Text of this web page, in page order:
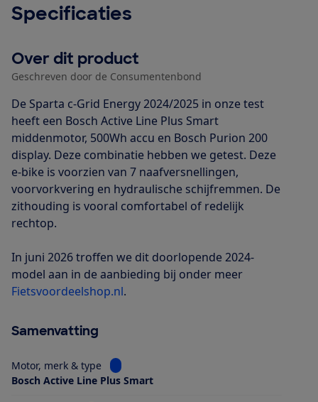
Specificaties
Over dit product
Geschreven door de Consumentenbond
De Sparta c-Grid Energy 2024/2025 in onze test
heeft een Bosch Active Line Plus Smart
middenmotor, 500Wh accu en Bosch Purion 200
display. Deze combinatie hebben we getest. Deze
e-bike is voorzien van 7 naafversnellingen,
voorvorkvering en hydraulische schijfremmen. De
zithouding is vooral comfortabel of redelijk
rechtop.
In juni 2026 troffen we dit doorlopende 2024-
model aan in de aanbieding bij onder meer
Fietsvoordeelshop.nl.
Samenvatting
Motor, merk & type
Bekijk informatie voor Motor, merk & type
Bosch Active Line Plus Smart